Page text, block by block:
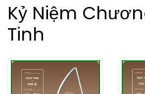
Kỷ Niệm
Tinh